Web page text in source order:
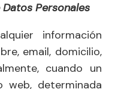
Personales
información
email, domicilio,
cuando un
web, determinada